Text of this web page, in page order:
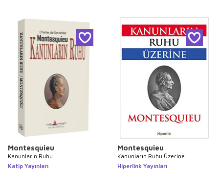
Montesquieu
Kanunların Ruhu
Katip Yayınları
Montesquieu
Kanunların Ruhu Üzerine
Hiperlink Yayınları